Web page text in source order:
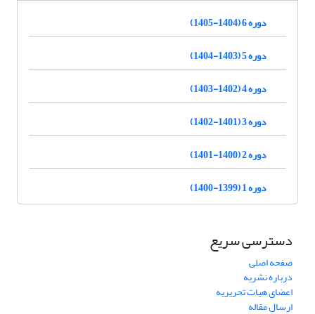
دوره 6 (1404-1405)
دوره 5 (1403-1404)
دوره 4 (1402-1403)
دوره 3 (1401-1402)
دوره 2 (1400-1401)
دوره 1 (1399-1400)
دسترسی سریع
صفحه اصلی
درباره نشریه
اعضای هیات تحریریه
ارسال مقاله